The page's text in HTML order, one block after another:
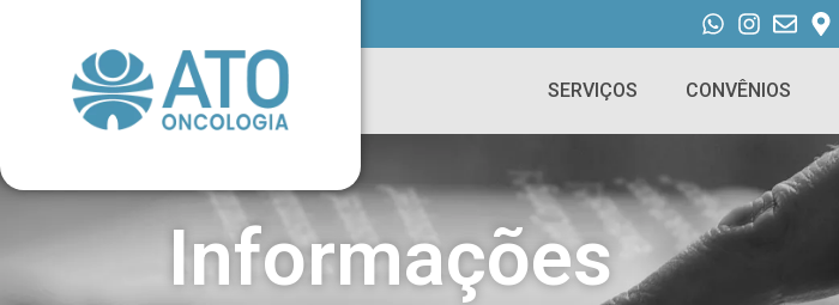
SERVIÇOS CONVÊNIOS
Informações